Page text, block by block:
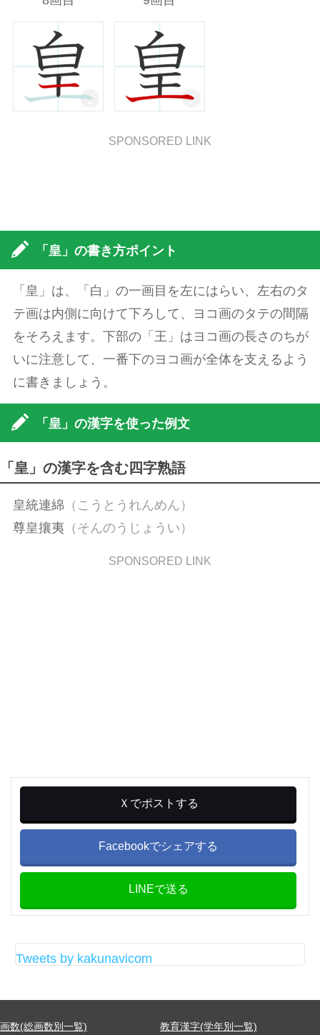
SPONSORED LINK
「皇」の書き方ポイント
「皇」は、「白」の一画目を左にはらい、左右のタ
テ画は内側に向けて下ろして、ヨコ画のタテの間隔
をそろえます。下部の「王」はヨコ画の長さのちが
いに注意して、一番下のヨコ画が全体を支えるよう
に書きましょう。
「皇」の漢字を使った例文
「皇」の漢字を含む四字熟語
皇統連綿 （こうとうれんめん）
尊皇攘夷 （そんのうじょうい）
SPONSORED LINK
Ｘでポストする
Facebookでシェアする
LINEで送る
Tweets by kakunavicom
画数(総画数別一覧) 教育漢字(学年別一覧)